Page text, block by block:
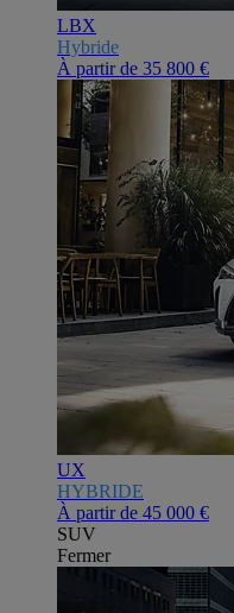
LBX
Hybride
À partir de 35 800 €
UX
HYBRIDE
À partir de 45 000 €
SUV
Fermer